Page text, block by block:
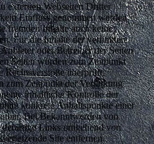
externen Webseiten Dritter
Einfluss genommen werden
fremden Inhalte auch keine
Für die Inhalte der verlinkten
oder Betreiber der Seiten
Seiten wurden zum Zeitpunkt
Rechtsverstöße überprüft.
zum Zeitpunkt der Verlinkung
inhaltliche Kontrolle der
konkrete Anhaltspunkte einer
Bei Bekanntwerden von
Links umgehend von
Site entfernen.